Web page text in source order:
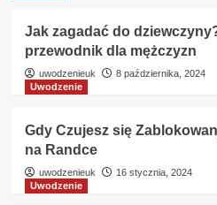
Jak zagadać do
przewodnik dla mężczyzn
uwodzenieuk
8 października, 2024
Uwodzenie
Gdy Czujesz się
na Randce
uwodzenieuk
16 stycznia, 2024
Uwodzenie